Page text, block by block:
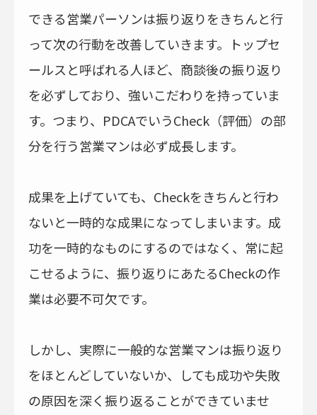
できる営業パーソンは振り返りをきちんと行
って次の行動を改善していきます。トップセ
ールスと呼ばれる人ほど、商談後の振り返り
を必ずしており、強いこだわりを持っていま
す。つまり、PDCAでいうCheck（評価）の部
分を行う営業マンは必ず成長します。
成果を上げていても、Checkをきちんと行わ
ないと一時的な成果になってしまいます。成
功を一時的なものにするのではなく、常に起
こせるように、振り返りにあたるCheckの作
業は必要不可欠です。
しかし、実際に一般的な営業マンは振り返り
をほとんどしていないか、しても成功や失敗
の原因を深く振り返ることができていませ